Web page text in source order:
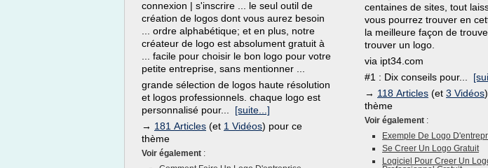
connexion | s'inscrire ... le seul outil de
création de logos dont vous aurez besoin
... ordre alphabétique; et en plus, notre
créateur de logo est absolument gratuit à
... facile pour choisir le bon logo pour votre
petite entreprise, sans mentionner ...
grande sélection de logos haute résolution
et logos professionnels. chaque logo est
personnalisé pour... [suite...]
→ 181 Articles (et 1 Vidéos) pour ce
thème
Voir également :
centaines de sites, tout
vous pourrez trouver en
la meilleure façon de
trouver un logo.
via ipt34.com
#1 : Dix conseils pour...
→ 118 Articles (et 3 Vidéos
thème
Voir également :
Exemple De Logo
Se Creer Un Logo Gratuit
Logiciel Pour Creer Un